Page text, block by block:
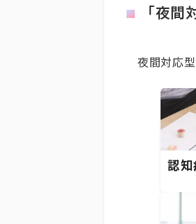
「夜
夜間対応
認知